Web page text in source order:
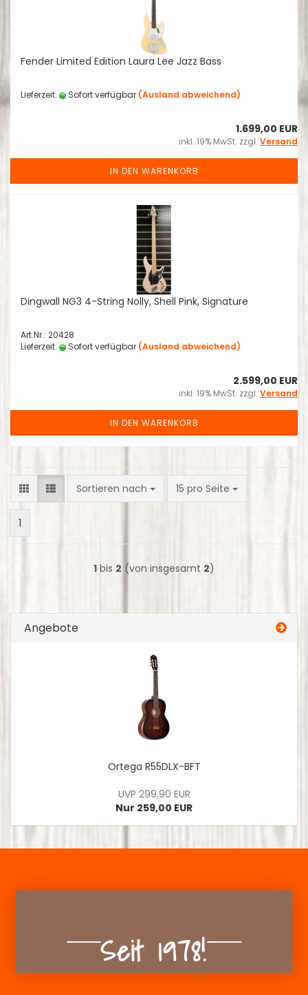
Fender Limited Edition Laura Lee Jazz Bass
Lieferzeit: Sofort verfügbar (Ausland abweichend)
1.699,00 EUR
inkl. 19% MwSt. zzgl. Versand
IN DEN WARENKORB
Dingwall NG3 4-String Nolly, Shell Pink, Signature
Art.Nr.: 20428
Lieferzeit:
Sofort verfügbar (Ausland abweichend)
2.599,00 EUR
inkl. 19% MwSt. zzgl. Versand
IN DEN WARENKORB
Sortieren nach
Sortieren nach 15 pro Seite
pro Seite
1
1 bis 2 (von insgesamt 2)
Angebote
Ortega R55DLX-BFT
UVP 299,90 EUR
Nur 259,00 EUR
Seit 1978!